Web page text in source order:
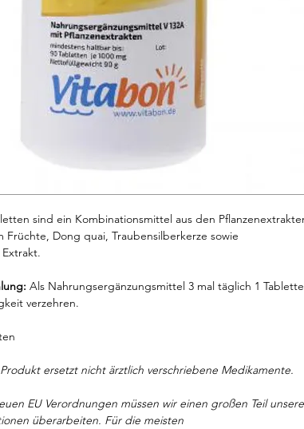
sind ein Kombinationsmittel aus den
Früchte, Dong quai, Traubensilberkerze sowie
Als Nahrungsergänzungsmittel 3 mal täglich 1 Tablette
verzehren.
ersetzt nicht ärztlich verschriebene Medikamente.
EU Verordnungen müssen wir einen großen Teil
überarbeiten. Für die meisten